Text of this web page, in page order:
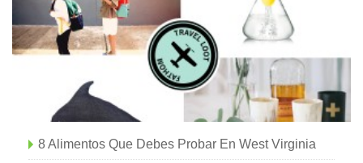
8 Alimentos Que Debes Probar En West Virginia